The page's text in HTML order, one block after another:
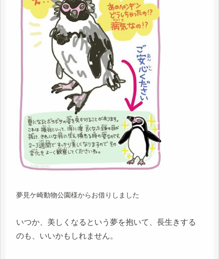
夢見ケ崎動物公園様からお借りしました
いつか、美しくなるという夢を抱いて、長生きする
のも、いいかもしれません。